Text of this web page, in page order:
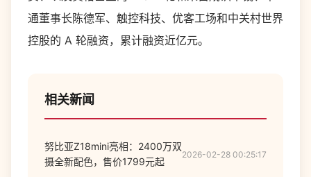
通董事长陈德军、触控科技、优客工场和中关村世界
控股的 A 轮融资，累计融资近亿元。
相关新闻
努比亚Z18mini亮相：2400万双
摄全新配色，售价1799元起
2026-02-28 00:25:17